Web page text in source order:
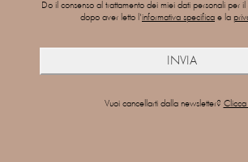
Do il consenso al trattamento dei miei dati personali per
dopo aver letto l'informativa specifica e la
Vuoi cancellarti dalla newsletter? Clicca